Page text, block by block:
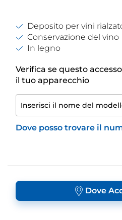
Deposito per vini
Conservazione del vino
In legno
Verifica se questo
il tuo apparecchio
Inserisci il nome del
Dove posso trovare il
Dove